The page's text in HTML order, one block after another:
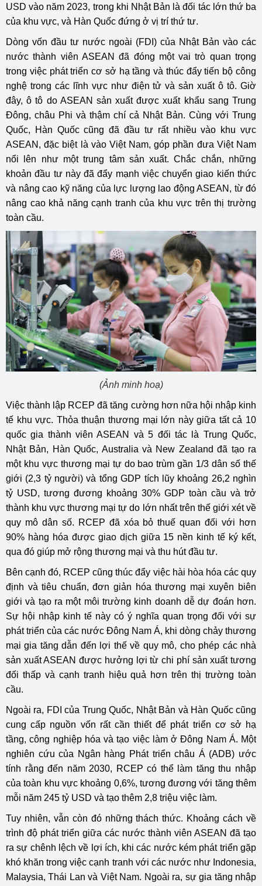
USD vào năm 2023, trong khi Nhật Bản là đối tác lớn thứ ba
của khu vực, và Hàn Quốc đứng ở vị trí thứ tư.
Dòng vốn đầu tư nước ngoài (FDI) của Nhật Bản vào các
nước thành viên ASEAN đã đóng một vai trò quan trọng
trong việc phát triển cơ sở hạ tầng và thúc đẩy tiến bộ công
nghệ trong các lĩnh vực như điện tử và sản xuất ô tô. Giờ
đây, ô tô do ASEAN sản xuất được xuất khẩu sang Trung
Đông, châu Phi và thậm chí cả Nhật Bản. Cùng với Trung
Quốc, Hàn Quốc cũng đã đầu tư rất nhiều vào khu vực
ASEAN, đặc biệt là vào Việt Nam, góp phần đưa Việt Nam
nổi lên như một trung tâm sản xuất. Chắc chắn, những
khoản đầu tư này đã đẩy mạnh việc chuyển giao kiến thức
và nâng cao kỹ năng của lực lượng lao động ASEAN, từ đó
nâng cao khả năng cạnh tranh của khu vực trên thị trường
toàn cầu.
(Ảnh minh hoạ)
Việc thành lập RCEP đã tăng cường hơn nữa hội nhập kinh
tế khu vực. Thỏa thuận thương mại lớn này giữa tất cả 10
quốc gia thành viên ASEAN và 5 đối tác là Trung Quốc,
Nhật Bản, Hàn Quốc, Australia và New Zealand đã tạo ra
một khu vực thương mại tự do bao trùm gần 1/3 dân số thế
giới (2,3 tỷ người) và tổng GDP tích lũy khoảng 26,2 nghìn
tỷ USD, tương đương khoảng 30% GDP toàn cầu và trở
thành khu vực thương mại tự do lớn nhất trên thế giới xét về
quy mô dân số. RCEP đã xóa bỏ thuế quan đối với hơn
90% hàng hóa được giao dịch giữa 15 nền kinh tế ký kết,
qua đó giúp mở rộng thương mại và thu hút đầu tư.
Bên cạnh đó, RCEP cũng thúc đẩy việc hài hòa hóa các quy
định và tiêu chuẩn, đơn giản hóa thương mại xuyên biên
giới và tạo ra một môi trường kinh doanh dễ dự đoán hơn.
Sự hội nhập kinh tế này có ý nghĩa quan trọng đối với sự
phát triển của các nước Đông Nam Á, khi dòng chảy thương
mại gia tăng dẫn đến lợi thế về quy mô, cho phép các nhà
sản xuất ASEAN được hưởng lợi từ chi phí sản xuất tương
đối thấp và cạnh tranh hiệu quả hơn trên thị trường toàn
cầu.
Ngoài ra, FDI của Trung Quốc, Nhật Bản và Hàn Quốc cũng
cung cấp nguồn vốn rất cần thiết để phát triển cơ sở hạ
tầng, công nghiệp hóa và tạo việc làm ở Đông Nam Á. Một
nghiên cứu của Ngân hàng Phát triển châu Á (ADB) ước
tính rằng đến năm 2030, RCEP có thể làm tăng thu nhập
của toàn khu vực khoảng 0,6%, tương đương với tăng thêm
mỗi năm 245 tỷ USD và tạo thêm 2,8 triệu việc làm.
Tuy nhiên, vẫn còn đó những thách thức. Khoảng cách về
trình độ phát triển giữa các nước thành viên ASEAN đã tạo
ra sự chênh lệch về lợi ích, khi các nước kém phát triển gặp
khó khăn trong việc cạnh tranh với các nước như Indonesia,
Malaysia, Thái Lan và Việt Nam. Ngoài ra, sự gia tăng nhập